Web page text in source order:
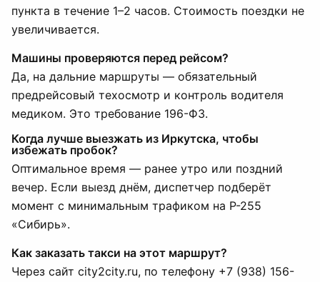
пункта в течение 1–2 часов. Стоимость поездки не
увеличивается.
Машины проверяются перед рейсом?
Да, на дальние маршруты — обязательный
предрейсовый техосмотр и контроль водителя
медиком. Это требование 196-ФЗ.
Когда лучше выезжать из Иркутска, чтобы
избежать пробок?
Оптимальное время — ранее утро или поздний
вечер. Если выезд днём, диспетчер подберёт
момент с минимальным трафиком на Р-255
«Сибирь».
Как заказать такси на этот маршрут?
Через сайт city2city.ru, по телефону +7 (938) 156-